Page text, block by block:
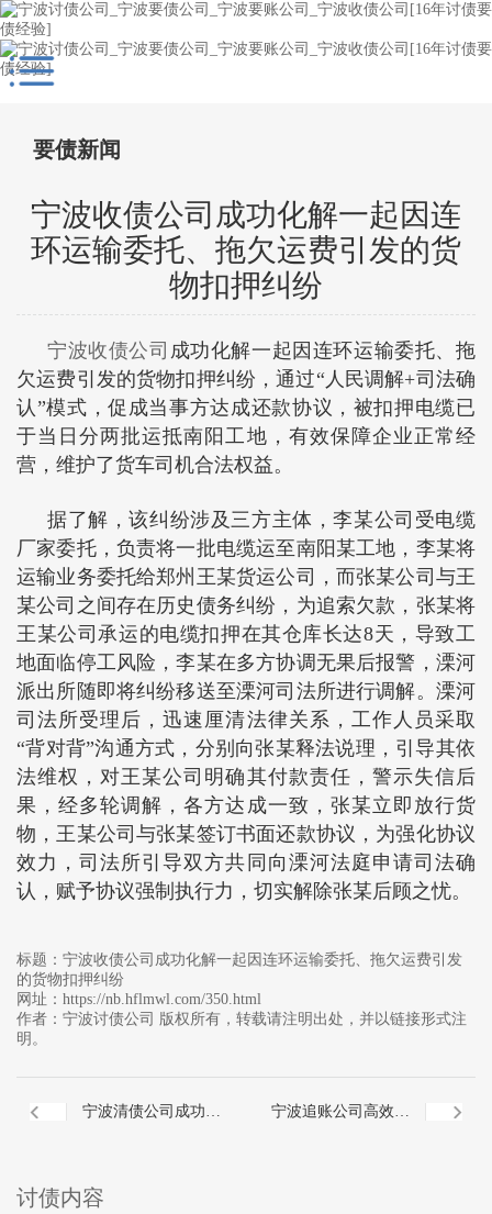
要债新闻
宁波收债公司成功化解一起因连
环运输委托、拖欠运费引发的货
物扣押纠纷
宁波收债公司 成功化解一起因连环运输委托、拖
欠运费引发的货物扣押纠纷，通过“人民调解+司法确
认”模式，促成当事方达成还款协议，被扣押电缆已
于当日分两批运抵南阳工地，有效保障企业正常经
营，维护了货车司机合法权益。
据了解，该纠纷涉及三方主体，李某公司受电缆
厂家委托，负责将一批电缆运至南阳某工地，李某将
运输业务委托给郑州王某货运公司，而张某公司与王
某公司之间存在历史债务纠纷，为追索欠款，张某将
王某公司承运的电缆扣押在其仓库长达8天，导致工
地面临停工风险，李某在多方协调无果后报警，溧河
派出所随即将纠纷移送至溧河司法所进行调解。溧河
司法所受理后，迅速厘清法律关系，工作人员采取
“背对背”沟通方式，分别向张某释法说理，引导其依
法维权，对王某公司明确其付款责任，警示失信后
果，经多轮调解，各方达成一致，张某立即放行货
物，王某公司与张某签订书面还款协议，为强化协议
效力，司法所引导双方共同向溧河法庭申请司法确
认，赋予协议强制执行力，切实解除张某后顾之忧。
标题： 宁波收债公司成功化解一起因连环运输委托、拖欠运费引发
的货物扣押纠纷
网址： https://nb.hflmwl.com/350.html
作者： 宁波讨债公司
版权所有，转载请注明出处，并以链接形式注
明。
宁波清债公司成功化 宁波追账公司高效化
讨债内容